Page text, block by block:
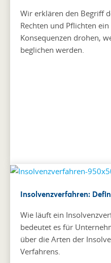
Wir erklären den Begriff
Rechten und Pflichten
Konsequenzen drohen,
beglichen werden.
Insolvenzverfahren:
Wie läuft ein
bedeutet es für
über die Arten der
Verfahrens.